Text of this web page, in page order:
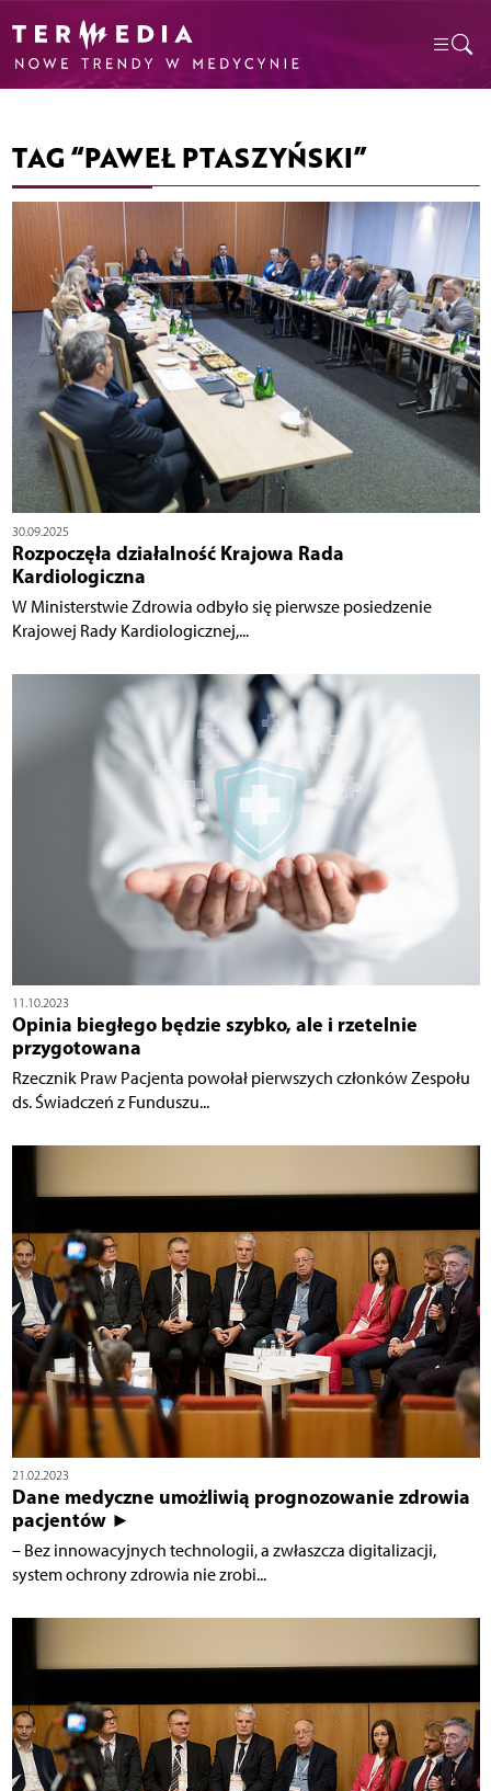
TAG “PAWEŁ PTASZYŃSKI”
30.09.2025
Rozpoczęła działalność Krajowa Rada
Kardiologiczna
W Ministerstwie Zdrowia odbyło się pierwsze posiedzenie
Krajowej Rady Kardiologicznej,...
11.10.2023
Opinia biegłego będzie szybko, ale i rzetelnie
przygotowana
Rzecznik Praw Pacjenta powołał pierwszych członków Zespołu
ds. Świadczeń z Funduszu...
21.02.2023
Dane medyczne umożliwią prognozowanie zdrowia
pacjentów ►
– Bez innowacyjnych technologii, a zwłaszcza digitalizacji,
system ochrony zdrowia nie zrobi...